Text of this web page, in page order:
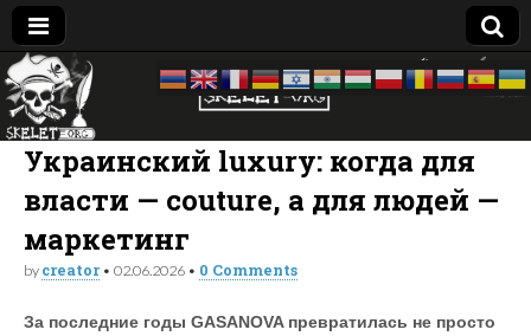
Skelet
Org
досье —
биография
—
компромат:
Украина
Украинский luxury: когда для
власти — couture, а для людей —
маркетинг
by creator• 02.06.2026 • 0 Comments
За последние годы GASANOVA превратилась не просто